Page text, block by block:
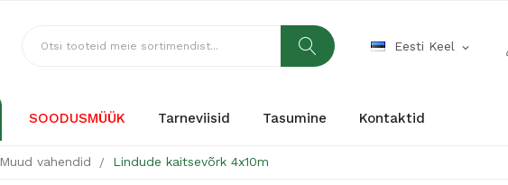
Eesti Keel expand_more
SOODUSMÜÜK Tarneviisid Tasumine Kontaktid
Muud vahendid Lindude kaitsevõrk 4x10m